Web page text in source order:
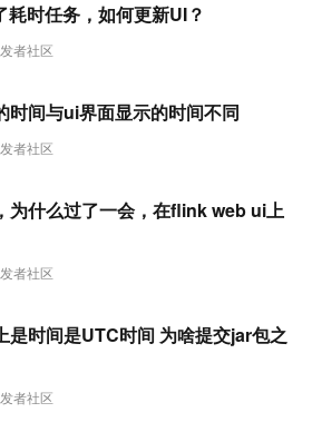
者社区
时任务，如何更新UI？
者社区
间与ui界面显示的时间不同
者社区
为什么过了一会，在flink web ui上
者社区
时间是UTC时间 为啥提交jar包之